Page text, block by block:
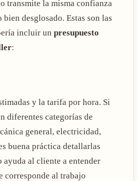
transmite la misma confianza
desglosado. Estas son las
incluir un presupuesto
:
y la tarifa por hora. Si
diferentes categorías de
general, electricidad,
buena práctica detallarlas
ayuda al cliente a entender
corresponde al trabajo